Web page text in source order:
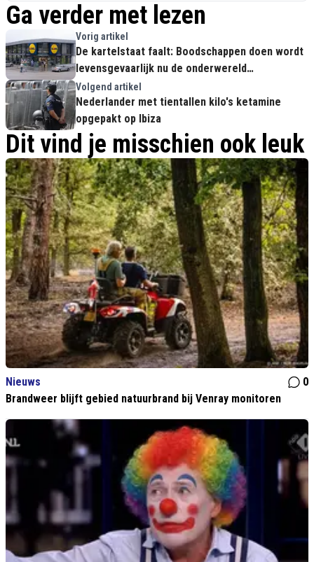
Ga verder met lezen
Vorig artikel
De kartelstaat faalt: Boodschappen doen wordt
levensgevaarlijk nu de onderwereld
supermarkten overspoelt met drugs
Volgend artikel
Nederlander met tientallen kilo's ketamine
opgepakt op Ibiza
Dit vind je misschien ook leuk
Nieuws
0
Brandweer blijft gebied natuurbrand bij Venray monitoren